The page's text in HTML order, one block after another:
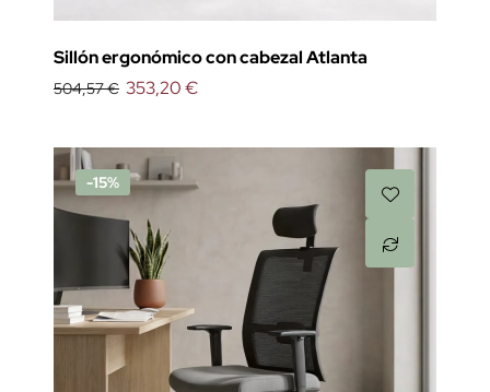
Sillón ergonómico con cabezal Atlanta
504,57 € 353,20 €
-15%